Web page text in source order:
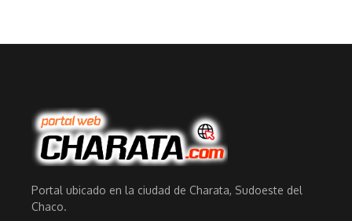
Portal ubicado en la ciudad de Charata, Sudoeste del
Chaco.